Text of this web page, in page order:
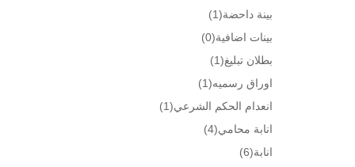
بينة داحضة(1)
بينات اضافية(0)
بطلان تبليغ(1)
اوراق رسميه(1)
انعدام الحكم الشرعي(1)
انابة محامي(4)
انابة(6)